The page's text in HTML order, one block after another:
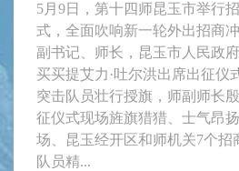
5月9日，第十四师昆玉市举行
式，全面吹响新一轮外出招商
副书记、师长，昆玉市人民政
买买提艾力·吐尔洪出席出征仪
突击队员壮行授旗，师副师长
征仪式现场旌旗猎猎、士气昂
场、昆玉经开区和师机关7个招
队员精...